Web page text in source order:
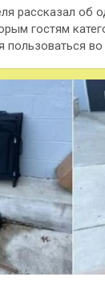
рассказал об
гостям
пользоваться